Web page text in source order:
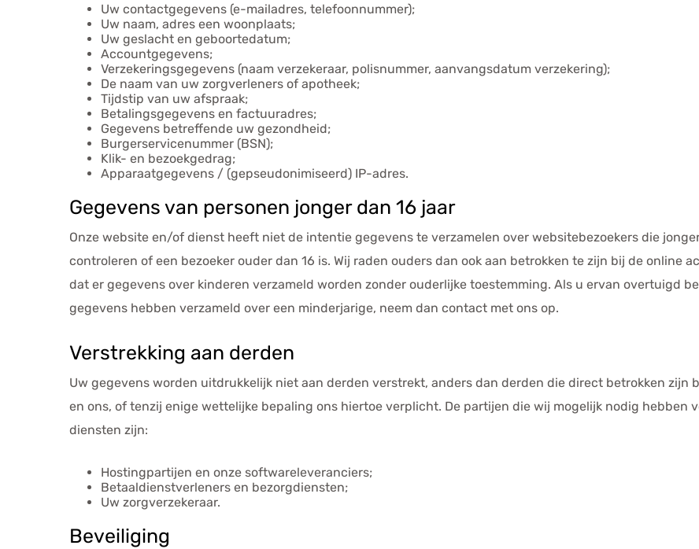
Uw contactgegevens (e-mailadres, telefoonnummer);
Uw naam, adres een woonplaats;
Uw geslacht en geboortedatum;
Accountgegevens;
Verzekeringsgegevens (naam verzekeraar, polisnummer, aanvangsdatum verzekering);
De naam van uw zorgverleners of apotheek;
Tijdstip van uw afspraak;
Betalingsgegevens en factuuradres;
Gegevens betreffende uw gezondheid;
Burgerservicenummer (BSN);
Klik- en bezoekgedrag;
Apparaatgegevens / (gepseudonimiseerd) IP-adres.
Gegevens van personen jonger dan 16 jaar
Onze website en/of dienst heeft niet de intentie gegevens te verzamelen over websitebezoekers die
controleren of een bezoeker ouder dan 16 is. Wij raden ouders dan ook aan betrokken te zijn bij de online
dat er gegevens over kinderen verzameld worden zonder ouderlijke toestemming. Als u ervan overtuigd
gegevens hebben verzameld over een minderjarige, neem dan contact met ons op.
Verstrekking aan derden
Uw gegevens worden uitdrukkelijk niet aan derden verstrekt, anders dan derden die direct betrokken zijn
en ons, of tenzij enige wettelijke bepaling ons hiertoe verplicht. De partijen die wij mogelijk nodig hebben
diensten zijn:
Hostingpartijen en onze softwareleveranciers;
Betaaldienstverleners en bezorgdiensten;
Uw zorgverzekeraar.
Beveiliging